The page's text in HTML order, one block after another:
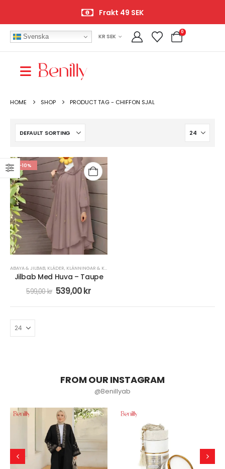
Frakt 49 SEK
Svenska KR SEK
0
HOME SHOP PRODUCT TAG - CHIFFON SJAL
-10%
ABAYA & JILBAB, KLÄDER, KLÄNNINGAR & KJOLAR
Jilbab Med Huva – Taupe
599,00kr 539,00kr
FROM OUR INSTAGRAM
@Benillyab